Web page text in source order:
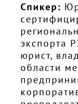
Спикер:
экспорта
юрист,
области